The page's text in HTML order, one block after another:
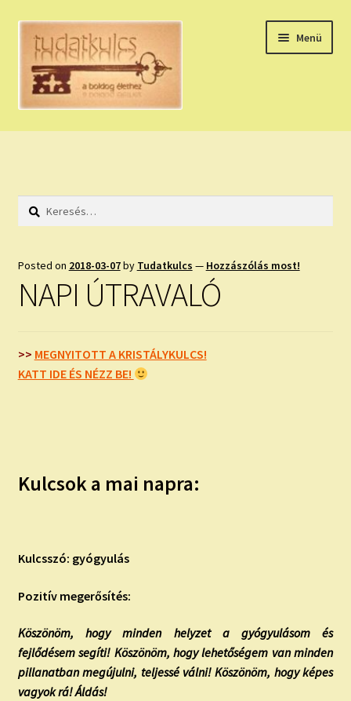
Ugrás
navigációhoz
Kilépés
tartalomba
Menü
HÚZZ EGY KÁRTYÁT!
HOLDNAPTÁR
NAPI ASZTROLÓGIA
ISMERJ MEG!
Keresés:
Posted on 2018-03-07by Tudatkulcs — Hozzászólás most!
NAPI ÚTRAVALÓ
>> MEGNYITOTT A KRISTÁLYKULCS!
KATT IDE ÉS NÉZZ BE!
Kulcsok a mai napra:
Kulcsszó: gyógyulás
Pozitív megerősítés:
Köszönöm, hogy minden helyzet a gyógyulásom és
fejlődésem segíti! Köszönöm, hogy lehetőségem van minden
pillanatban megújulni, teljessé válni! Köszönöm, hogy képes
vagyok rá! Áldás!